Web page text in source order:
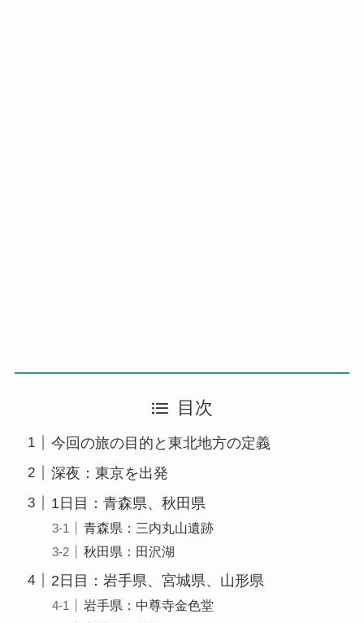
目次
今回の旅の目的と東北地方の定義
深夜：東京を出発
1日目：青森県、秋田県
青森県：三内丸山遺跡
秋田県：田沢湖
2日目：岩手県、宮城県、山形県
岩手県：中尊寺金色堂